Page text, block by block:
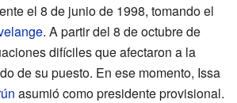
el 8 de junio de 1998, tomando el
. A partir del 8 de octubre de
difíciles que afectaron a la
de su puesto. En ese momento, Issa
asumió como presidente provisional.